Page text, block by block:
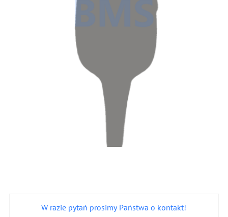
W razie pytań prosimy Państwa o kontakt!